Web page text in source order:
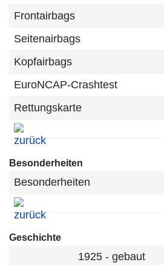
Frontairbags
Seitenairbags
Kopfairbags
EuroNCAP-Crashtest
Rettungskarte
Besonderheiten
Besonderheiten
Geschichte
1925 - gebaut